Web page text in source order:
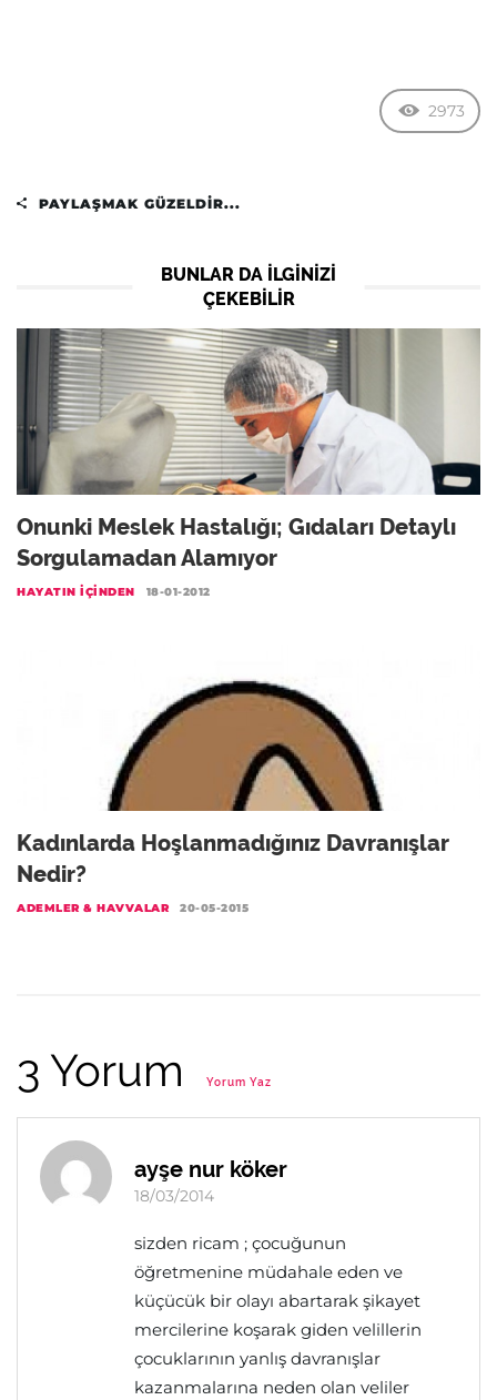
2973
PAYLAŞMAK GÜZELDIR...
BUNLAR DA ILGINIZI
ÇEKEBILIR
Onunki Meslek Hastalığı; Gıdaları Detaylı
Sorgulamadan Alamıyor
HAYATIN İÇINDEN 18-01-2012
Kadınlarda Hoşlanmadığınız Davranışlar
Nedir?
ADEMLER & HAVVALAR 20-05-2015
3 Yorum Yorum Yaz
ayşe nur köker
18/03/2014
sizden ricam ; çocuğunun
öğretmenine müdahale eden ve
küçücük bir olayı abartarak şikayet
mercilerine koşarak giden velillerin
çocuklarının yanlış davranışlar
kazanmalarına neden olan veliler